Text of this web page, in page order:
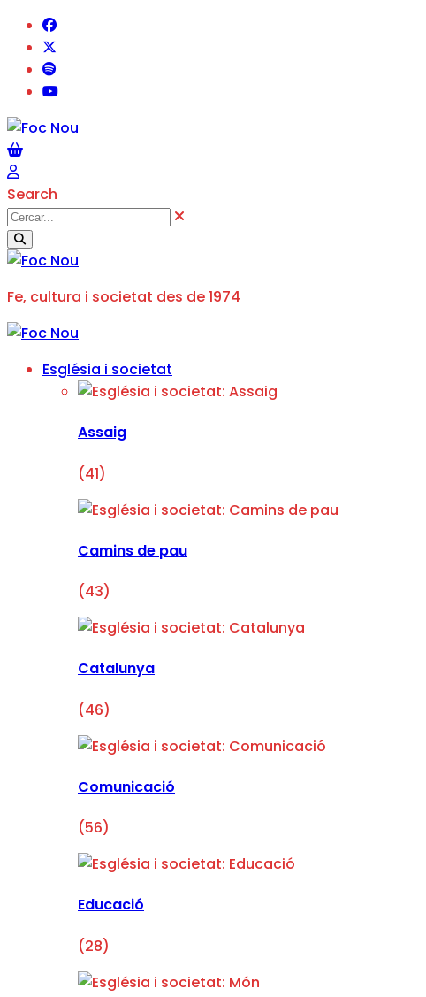
Search
Fe, cultura i societat des de 1974
Església i societat
Assaig
(41)
Camins de pau
(43)
Catalunya
(46)
Comunicació
(56)
Educació
(28)